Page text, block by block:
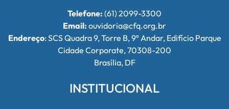
Telefone: (61) 2099-3300
Email: ouvidoria@cfq.org.br
Endereço: SCS Quadra 9, Torre B, 9º Andar, Edifício Parque
Cidade Corporate, 70308-200
Brasília, DF
INSTITUCIONAL